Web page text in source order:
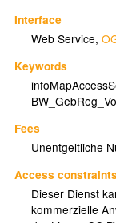
Interface
Web Service,
Keywords
Fees
Unentgeltliche
Access
Dieser Dienst
kommerzielle